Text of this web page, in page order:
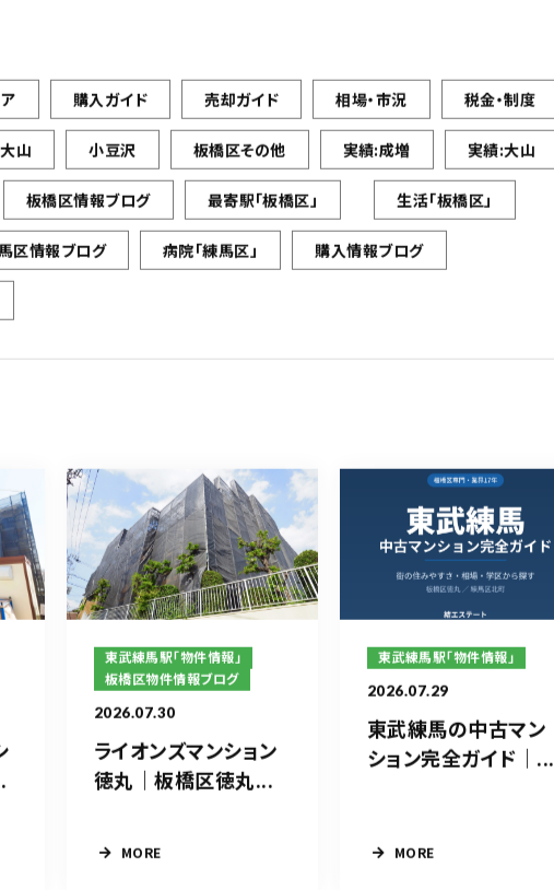
購入ガイド 売却ガイド 相場・市況 税金・制度
大山 小豆沢 板橋区その他 実績:成増 実績:大山
板橋区情報ブログ 最寄駅「板橋区」 生活「板橋区」
区情報ブログ 病院「練馬区」 購入情報ブログ
東武練馬駅「物件情報」
板橋区物件情報ブログ
2026.07.30
ライオンズマンション
徳丸｜板橋区徳丸...
MORE
東武練馬駅「物件情報」
2026.07.29
東武練馬の中古マン
ション完全ガイド｜...
MORE